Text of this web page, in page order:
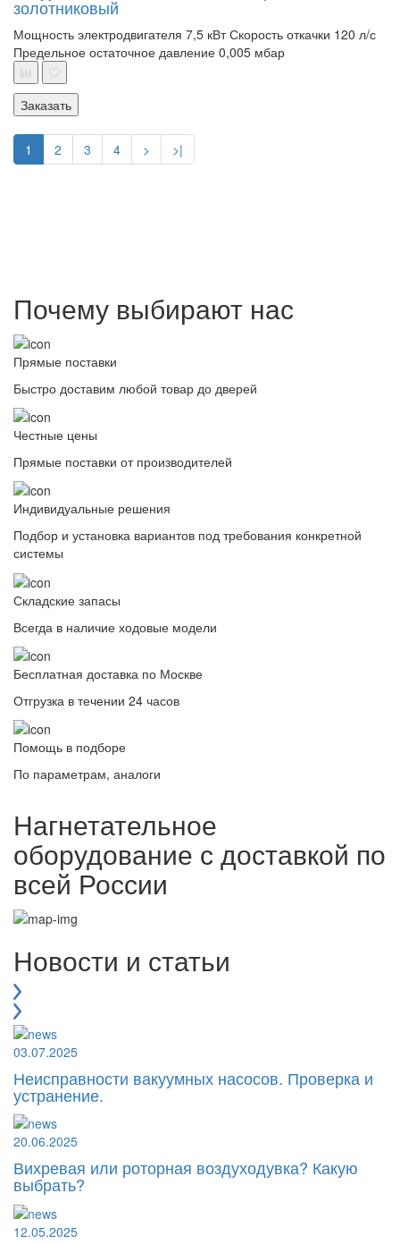
золотниковый
Мощность электродвигателя 7,5 кВт Скорость откачки 120 л/с
Предельное остаточное давление 0,005 мбар
Заказать
1 2 3 4 > >|
Почему выбирают нас
Прямые поставки
Быстро доставим любой товар до дверей
Честные цены
Прямые поставки от производителей
Индивидуальные решения
Подбор и установка вариантов под требования конкретной
системы
Складские запасы
Всегда в наличие ходовые модели
Бесплатная доставка по Москве
Отгрузка в течении 24 часов
Помощь в подборе
По параметрам, аналоги
Нагнетательное
оборудование с доставкой по
всей России
Новости и статьи
03.07.2025
Неисправности вакуумных насосов. Проверка и
устранение.
20.06.2025
Вихревая или роторная воздуходувка? Какую
выбрать?
12.05.2025